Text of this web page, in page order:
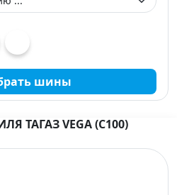
шины
ТАГАЗ VEGA (C100)